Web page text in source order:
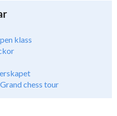
klass
Grand chess tour